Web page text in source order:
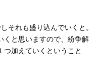
それも盛り込んでいくと。
くと思いますので、紛争解
つ加えていくということ